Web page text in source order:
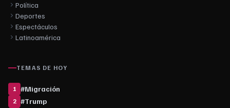
Política
Deportes
Espectáculos
Latinoamérica
TEMAS DE HOY
1 #Migración
2 #Trump